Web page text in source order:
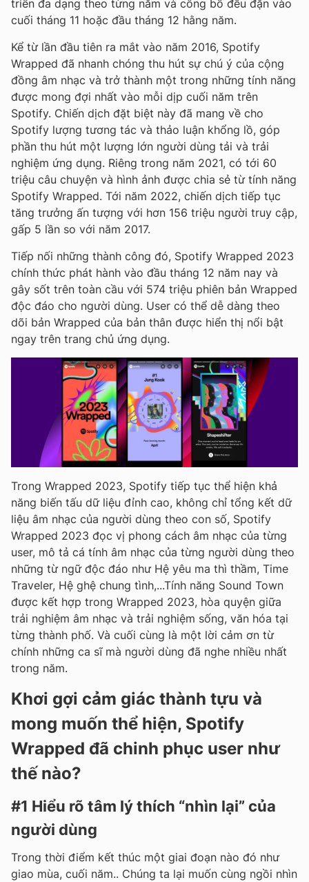
triển đa dạng theo từng năm và công bố đều đặn vào
cuối tháng 11 hoặc đầu tháng 12 hằng năm.
Kể từ lần đầu tiên ra mắt vào năm 2016, Spotify
Wrapped đã nhanh chóng thu hút sự chú ý của cộng
đồng âm nhạc và trở thành một trong những tính năng
được mong đợi nhất vào mỗi dịp cuối năm trên
Spotify. Chiến dịch đặt biệt này đã mang về cho
Spotify lượng tương tác và thảo luận khổng lồ, góp
phần thu hút một lượng lớn người dùng tải và trải
nghiệm ứng dụng. Riêng trong năm 2021, có tới 60
triệu câu chuyện và hình ảnh được chia sẻ từ tính năng
Spotify Wrapped. Tới năm 2022, chiến dịch tiếp tục
tăng trưởng ấn tượng với hơn 156 triệu người truy cập,
gấp 5 lần so với năm 2017.
Tiếp nối những thành công đó, Spotify Wrapped 2023
chính thức phát hành vào đầu tháng 12 năm nay và
gây sốt trên toàn cầu với 574 triệu phiên bản Wrapped
độc đáo cho người dùng. User có thể dễ dàng theo
dõi bản Wrapped của bản thân được hiển thị nổi bật
ngay trên trang chủ ứng dụng.
Trong Wrapped 2023, Spotify tiếp tục thể hiện khả
năng biến tấu dữ liệu đỉnh cao, không chỉ tổng kết dữ
liệu âm nhạc của người dùng theo con số, Spotify
Wrapped 2023 đọc vị phong cách âm nhạc của từng
user, mô tả cá tính âm nhạc của từng người dùng theo
những từ ngữ độc đáo như Hệ yêu ma thì thầm, Time
Traveler, Hệ ghệ chung tình,...Tính năng Sound Town
được kết hợp trong Wrapped 2023, hòa quyện giữa
trải nghiệm âm nhạc và trải nghiệm sống, văn hóa tại
từng thành phố. Và cuối cùng là một lời cảm ơn từ
chính những ca sĩ mà người dùng đã nghe nhiều nhất
trong năm.
Khơi gợi cảm giác thành tựu và
mong muốn thể hiện, Spotify
Wrapped đã chinh phục user như
thế nào?
#1 Hiểu rõ tâm lý thích “nhìn lại” của
người dùng
Trong thời điểm kết thúc một giai đoạn nào đó như
giao mùa, cuối năm.. Chúng ta lại muốn cùng ngồi nhìn